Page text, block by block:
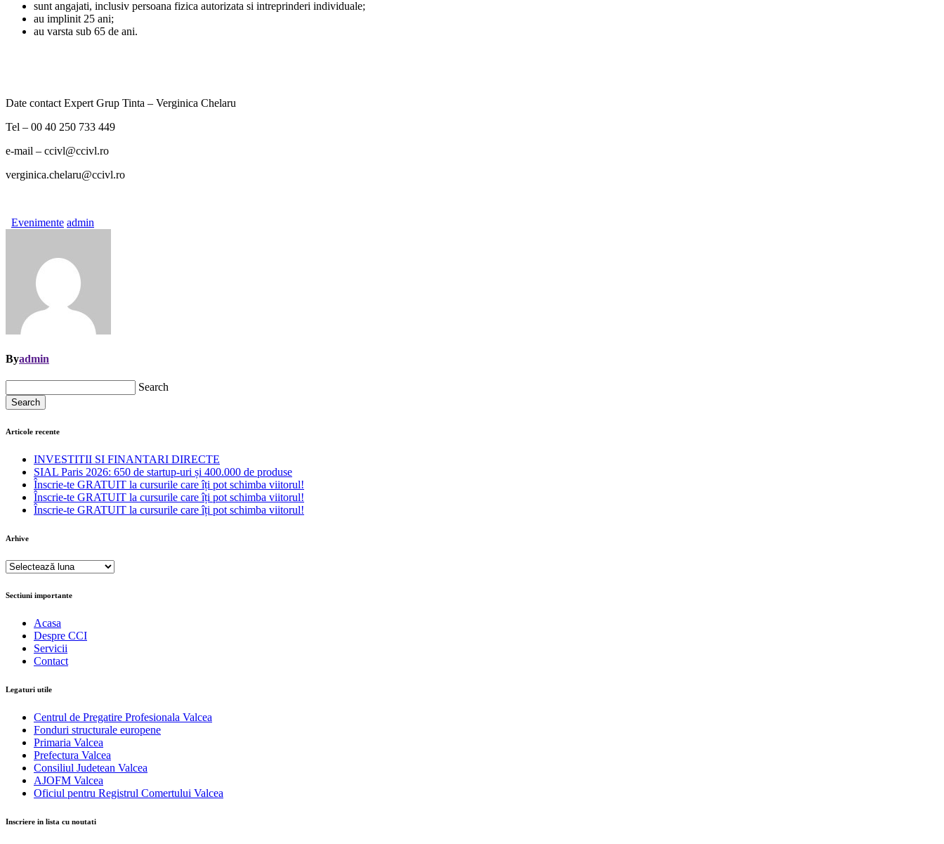
sunt angajati, inclusiv persoana fizica autorizata si intreprinderi individuale;
au implinit 25 ani;
au varsta sub 65 de ani.
Date contact Expert Grup Tinta – Verginica Chelaru
Tel – 00 40 250 733 449
e-mail – ccivl@ccivl.ro
verginica.chelaru@ccivl.ro
Evenimente admin
Byadmin
Search
Search
Articole recente
INVESTITII SI FINANTARI DIRECTE
SIAL Paris 2026: 650 de startup-uri și 400.000 de produse
Înscrie-te GRATUIT la cursurile care îți pot schimba viitorul!
Înscrie-te GRATUIT la cursurile care îți pot schimba viitorul!
Înscrie-te GRATUIT la cursurile care îți pot schimba viitorul!
Arhive
Arhive
Sectiuni importante
Acasa
Despre CCI
Servicii
Contact
Legaturi utile
Centrul de Pregatire Profesionala Valcea
Fonduri structurale europene
Primaria Valcea
Prefectura Valcea
Consiliul Judetean Valcea
AJOFM Valcea
Oficiul pentru Registrul Comertului Valcea
Inscriere in lista cu noutati